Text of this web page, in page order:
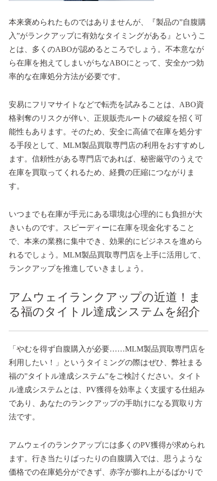
本来褒められたものではありませんが、『製品の”自腹購
入”がランクアップに有効なタイミングがある』というこ
とは、多くのABOが認めるところでしょう。不本意なが
ら在庫を抱えてしまいがちなABOにとって、安全かつ効
率的な在庫処分方法が必要です。
安易にフリマサイトなどで転売を試みることは、ABO資
格剥奪のリスクが伴い、正規販売ルートの破綻を招く可
能性もあります。そのため、安全に高値で在庫を処分す
る手段として、MLM製品買取専門店の利用をおすすめし
ます。信頼性がある専門店であれば、秘密厳守のうえで
在庫を買取ってくれるため、経費の圧縮につながりま
す。
いつまでも在庫が手元にある環境は心理的にも負担が大
きいものです。スピーディーに在庫を現金化すること
で、本来の業務に集中でき、効果的にビジネスを進めら
れるでしょう。MLM製品買取専門店を上手に活用して、
ランクアップを推進していきましょう。
アムウェイランクアップの近道！ま
る福のタイトル達成システムを紹介
「やむを得ず自腹購入が必要……MLM製品買取専門店を
利用したい！」というタイミングの際はぜひ、弊社まる
福の”タイトル達成システム”をご検討ください。タイト
ル達成システムとは、PV獲得を効率よく支援する仕組み
であり、あなたのランクアップの手助けになる買取り方
法です。
アムウェイのランクアップには多くのPV獲得が求められ
ます。行き当たりばったりの自腹購入では、思うような
価格での在庫処分ができず、赤字が膨れ上がるばかりで